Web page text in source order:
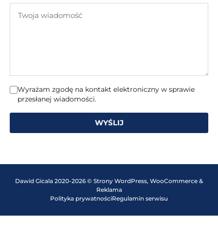
mail
wiadomość
Wyrażam zgodę na kontakt elektroniczny w sprawie
przesłanej wiadomości.
WYŚLIJ
Dawid Gicala 2020-2026 © Strony WordPress, WooCommerce &
Reklama
Polityka prywatnościRegulamin serwisu